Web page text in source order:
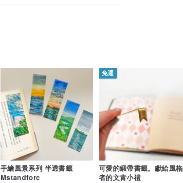
手繪風景系列 半透書籤
Mstandforc
免運
可愛的緞帶書籤。獻給風
者的文青小禮